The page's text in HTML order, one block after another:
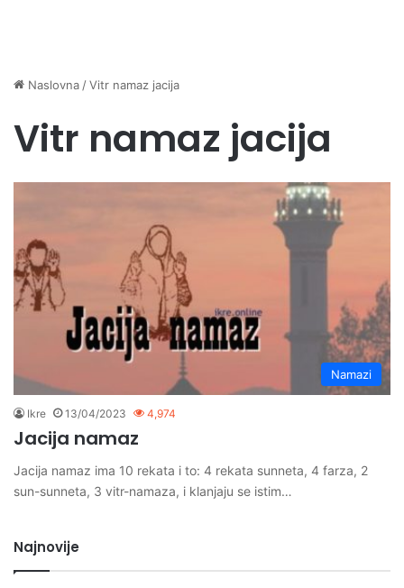
Naslovna /Vitr namaz jacija
Vitr namaz jacija
Namazi
Ikre 13/04/2023 4,974
Jacija namaz
Jacija namaz ima 10 rekata i to: 4 rekata sunneta, 4 farza, 2
sun-sunneta, 3 vitr-namaza, i klanjaju se istim…
Najnovije